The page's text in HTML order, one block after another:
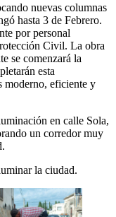
nuevas columnas
hasta 3 de Febrero.
por personal
Civil. La obra
se comenzará la
esta
moderno, eficiente y
en calle Sola,
un corredor muy
la ciudad.